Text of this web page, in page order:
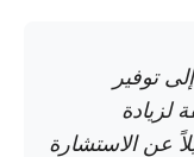
توفير
لزيادة
عن الاستشارة